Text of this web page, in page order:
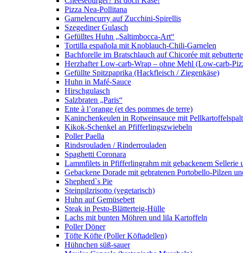
Pizza Nea-Pollitana
Garnelencurry auf Zucchini-Spirellis
Szegediner Gulasch
Gefülltes Huhn „Saltimbocca-Art“
Tortilla española mit Knoblauch-Chili-Garnelen
Bachforelle im Bratschlauch auf Chicorée mit
Herzhafter Low-carb-Wrap – ohne Mehl (Low-carb-
Gefüllte Spitzpaprika (Hackfleisch / Ziegenkäse)
Huhn in Mafé-Sauce
Hirschgulasch
Salzbraten „Paris“
Ente à l’orange (et des pommes de terre)
Kaninchenkeulen in Rotweinsauce mit
Kikok-Schenkel an Pfifferlingszwiebeln
Poller Paella
Rindsrouladen / Rinderrouladen
Spaghetti Coronara
Lammfilets in Pfifferlingrahm mit gebackenem Sellerie
Gebackene Dorade mit gebratenen Portobello-Pilzen
Shepherd`s Pie
Steinpilzrisotto (vegetarisch)
Huhn auf Gemüsebett
Steak in Pesto-Blätterteig-Hülle
Lachs mit bunten Möhren und lila Kartoffeln
Poller Döner
Töfte Köfte (Poller Köftadellen)
Hühnchen süß-sauer